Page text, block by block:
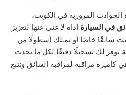
المرورية في الكويت،
في السيارة أداة لا غنى عنها لتعزيز
سائقًا خاصًا أو تمتلك أسطولًا من
توفر لك تسجيلًا دقيقًا لكل ما يحدث
كاميرة مراقبة لمراقبة السائق وتتبع